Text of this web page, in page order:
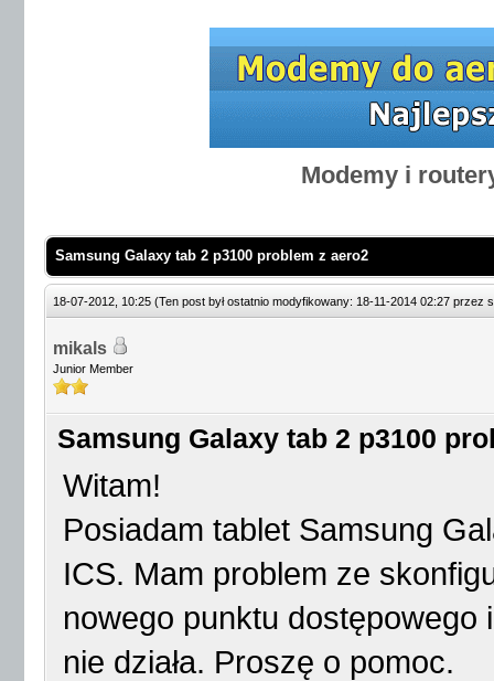
Modemy i
Samsung Galaxy tab 2 p3100 problem z aero2
18-07-2012, 10:25 (Ten post był ostatnio modyfikowany: 18-11-2014 02:27 przez
mikals
Junior Member
Samsung Galaxy tab 2 p3100
Witam!
Posiadam tablet Samsung
ICS. Mam problem ze
nowego punktu dostępowego
nie działa. Proszę o pomoc.